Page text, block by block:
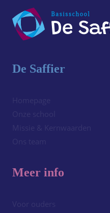
De Saffier
Homepage
Onze school
Missie & Kernwaarden
Meer info
Voor ouders